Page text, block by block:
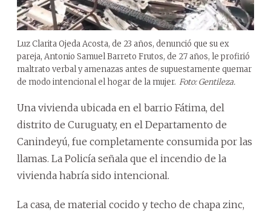
Luz Clarita Ojeda Acosta, de 23 años, denunció que su ex
pareja, Antonio Samuel Barreto Frutos, de 27 años, le profirió
maltrato verbal y amenazas antes de supuestamente quemar
de modo intencional el hogar de la mujer. Foto: Gentileza.
Una vivienda ubicada en el barrio Fátima, del
distrito de Curuguaty, en el Departamento de
Canindeyú, fue completamente consumida por las
llamas. La Policía señala que el incendio de la
vivienda habría sido intencional.
La casa, de material cocido y techo de chapa zinc,